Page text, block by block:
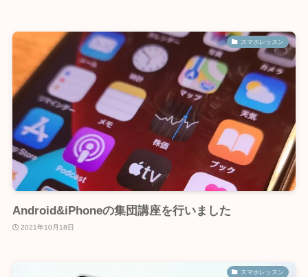
スマホレッスン
Android&iPhoneの集団講座を行いました
2021年10月18日
スマホレッスン